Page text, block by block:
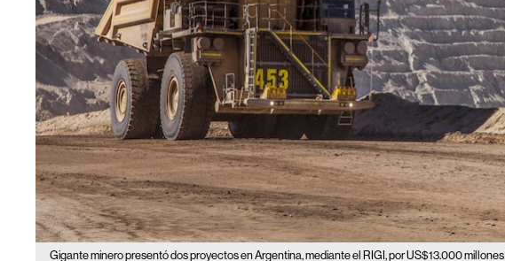
Gigante minero presentó dos proyectos en Argentina, mediante el RIGI, por US$13.000 millones